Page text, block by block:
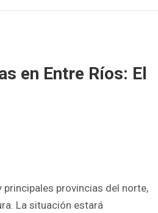
en Entre Ríos: El
provincias del norte,
La situación estará